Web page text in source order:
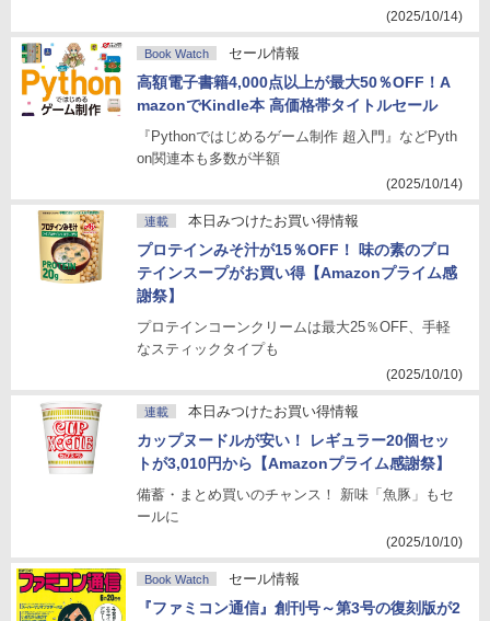
(2025/10/14)
Book Watch セール情報
高額電子書籍4,000点以上が最大50％OFF！A
mazonでKindle本 高価格帯タイトルセール
『Pythonではじめるゲーム制作 超入門』などPyth
on関連本も多数が半額
(2025/10/14)
連載 本日みつけたお買い得情報
プロテインみそ汁が15％OFF！ 味の素のプロ
テインスープがお買い得【Amazonプライム感
謝祭】
プロテインコーンクリームは最大25％OFF、手軽
なスティックタイプも
(2025/10/10)
連載 本日みつけたお買い得情報
カップヌードルが安い！ レギュラー20個セッ
トが3,010円から【Amazonプライム感謝祭】
備蓄・まとめ買いのチャンス！ 新味「魚豚」もセ
ールに
(2025/10/10)
Book Watch セール情報
『ファミコン通信』創刊号～第3号の復刻版が2